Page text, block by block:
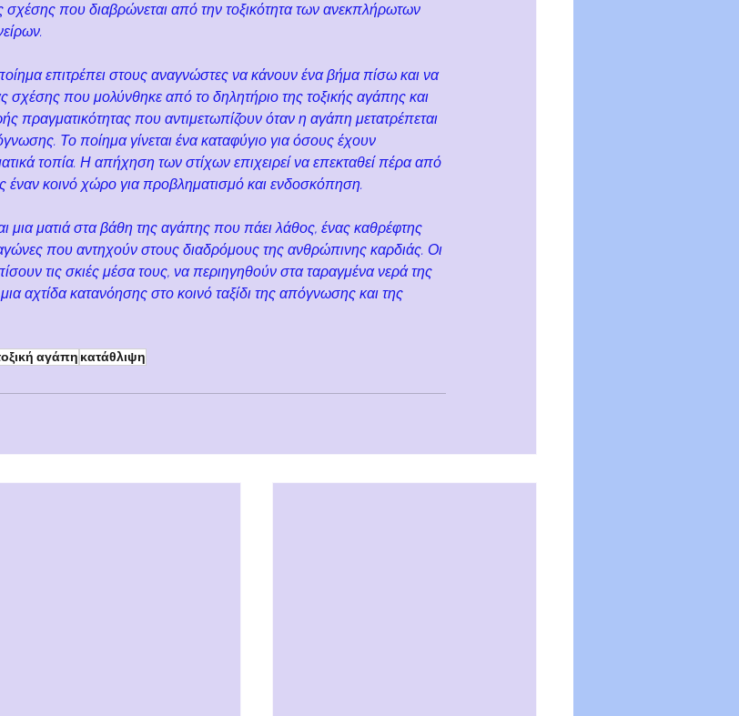
σχέσης που διαβρώνεται από την τοξικότητα των ανεκπλήρωτων
επιτρέπει στους αναγνώστες να κάνουν ένα βήμα πίσω και να
σχέσης που μολύνθηκε από το δηλητήριο της τοξικής αγάπης και
πραγματικότητας που αντιμετωπίζουν όταν η αγάπη μετατρέπεται
Το ποίημα γίνεται ένα καταφύγιο για όσους έχουν
τοπία. Η απήχηση των στίχων επιχειρεί να επεκταθεί πέρα από
έναν κοινό χώρο για προβληματισμό και ενδοσκόπηση.
μια ματιά στα βάθη της αγάπης που πάει λάθος, ένας καθρέφτης
που αντηχούν στους διαδρόμους της ανθρώπινης καρδιάς. Οι
τις σκιές μέσα τους, να περιηγηθούν στα ταραγμένα νερά της
αχτίδα κατανόησης στο κοινό ταξίδι της απόγνωσης και της
αγάπη κατάθλιψη